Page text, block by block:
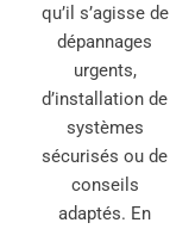
qu’il s’agisse de
dépannages
urgents,
d’installation de
systèmes
sécurisés ou de
conseils
adaptés. En